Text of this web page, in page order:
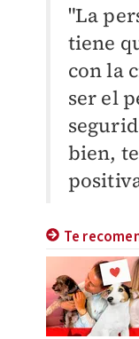
"La
tiene
con la
ser el
bien,
Te